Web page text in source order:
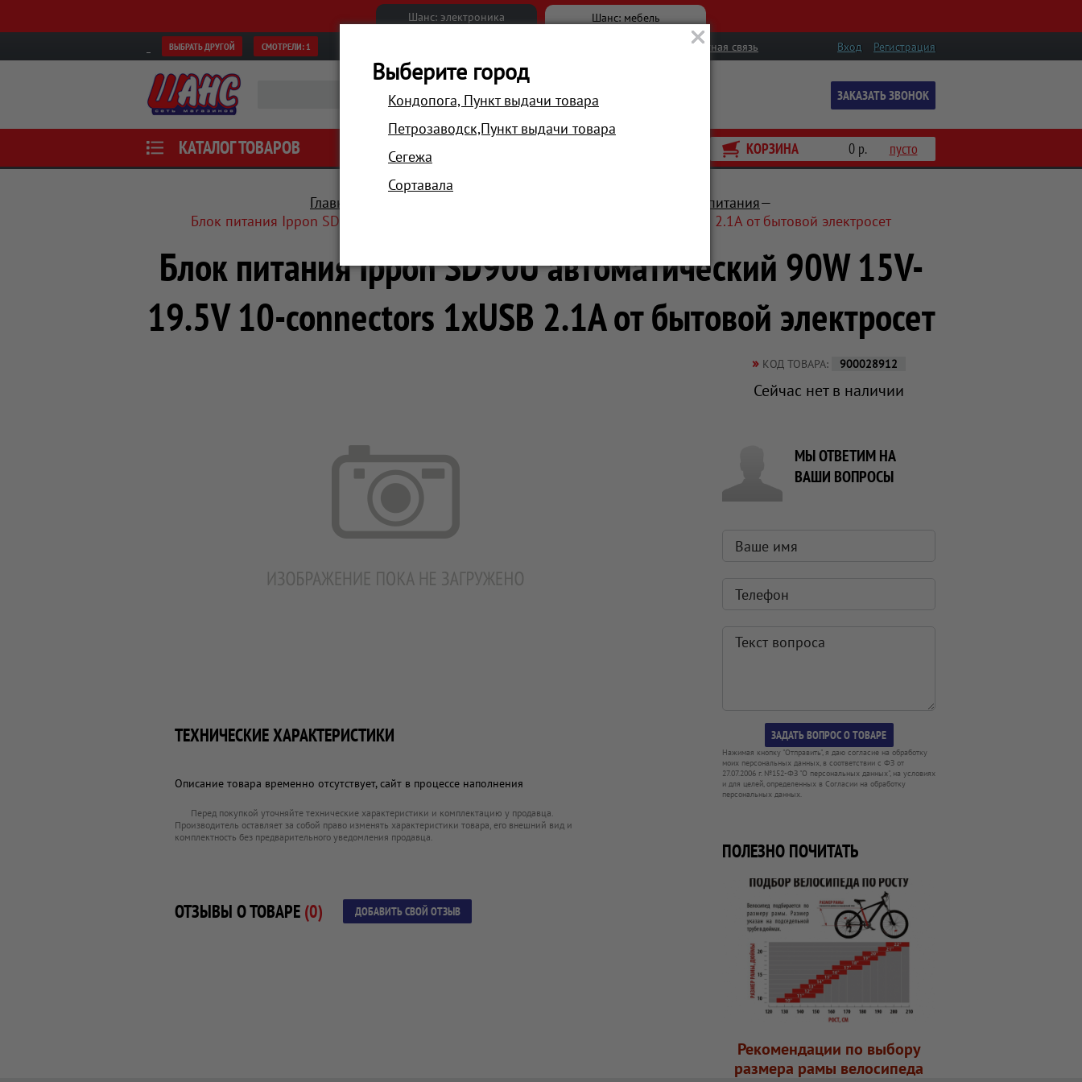
Шанс: электроника Шанс: мебель
ВЫБРАТЬ ДРУГОЙ СМОТРЕЛИ: 1 Вход Регистрация
Обратная связь
ЗАКАЗАТЬ ЗВОНОК
КАТАЛОГ ТОВАРОВ АКЦИИ КОРЗИНА 0 р. пусто
Главная
Универсальные блоки питания
Блок питания Ippon SD90U автоматический 90W 15V-19.5V 10-connectors 1xUSB 2.1A от бытовой электросет
Блок питания Ippon SD90U автоматический 90W 15V-
19.5V 10-connectors 1xUSB 2.1A от бытовой электросет
ТЕХНИЧЕСКИЕ ХАРАКТЕРИСТИКИ
Описание товара временно отсутствует, сайт в процессе наполнения
Перед покупкой уточняйте технические характеристики и комплектацию у продавца.
Производитель оставляет за собой право изменять характеристики товара, его внешний вид и
комплектность без предварительного уведомления продавца.
ОТЗЫВЫ О ТОВАРЕ (0) ДОБАВИТЬ СВОЙ ОТЗЫВ
» КОД ТОВАРА: 900028912
Сейчас нет в наличии
МЫ ОТВЕТИМ НА
ВАШИ ВОПРОСЫ
Нажимая кнопку "Отправить", я даю согласие на обработку
моих персональных данных, в соответствии с ФЗ от
27.07.2006 г. №152-ФЗ "О персональных данных", на условиях
и для целей, определенных в Согласии на обработку
персональных данных.
ПОЛЕЗНО ПОЧИТАТЬ
Рекомендации по выбору
размера рамы велосипеда
Выберите город
Кондопога, Пункт выдачи товара
Петрозаводск,Пункт выдачи товара
Сегежа
Сортавала